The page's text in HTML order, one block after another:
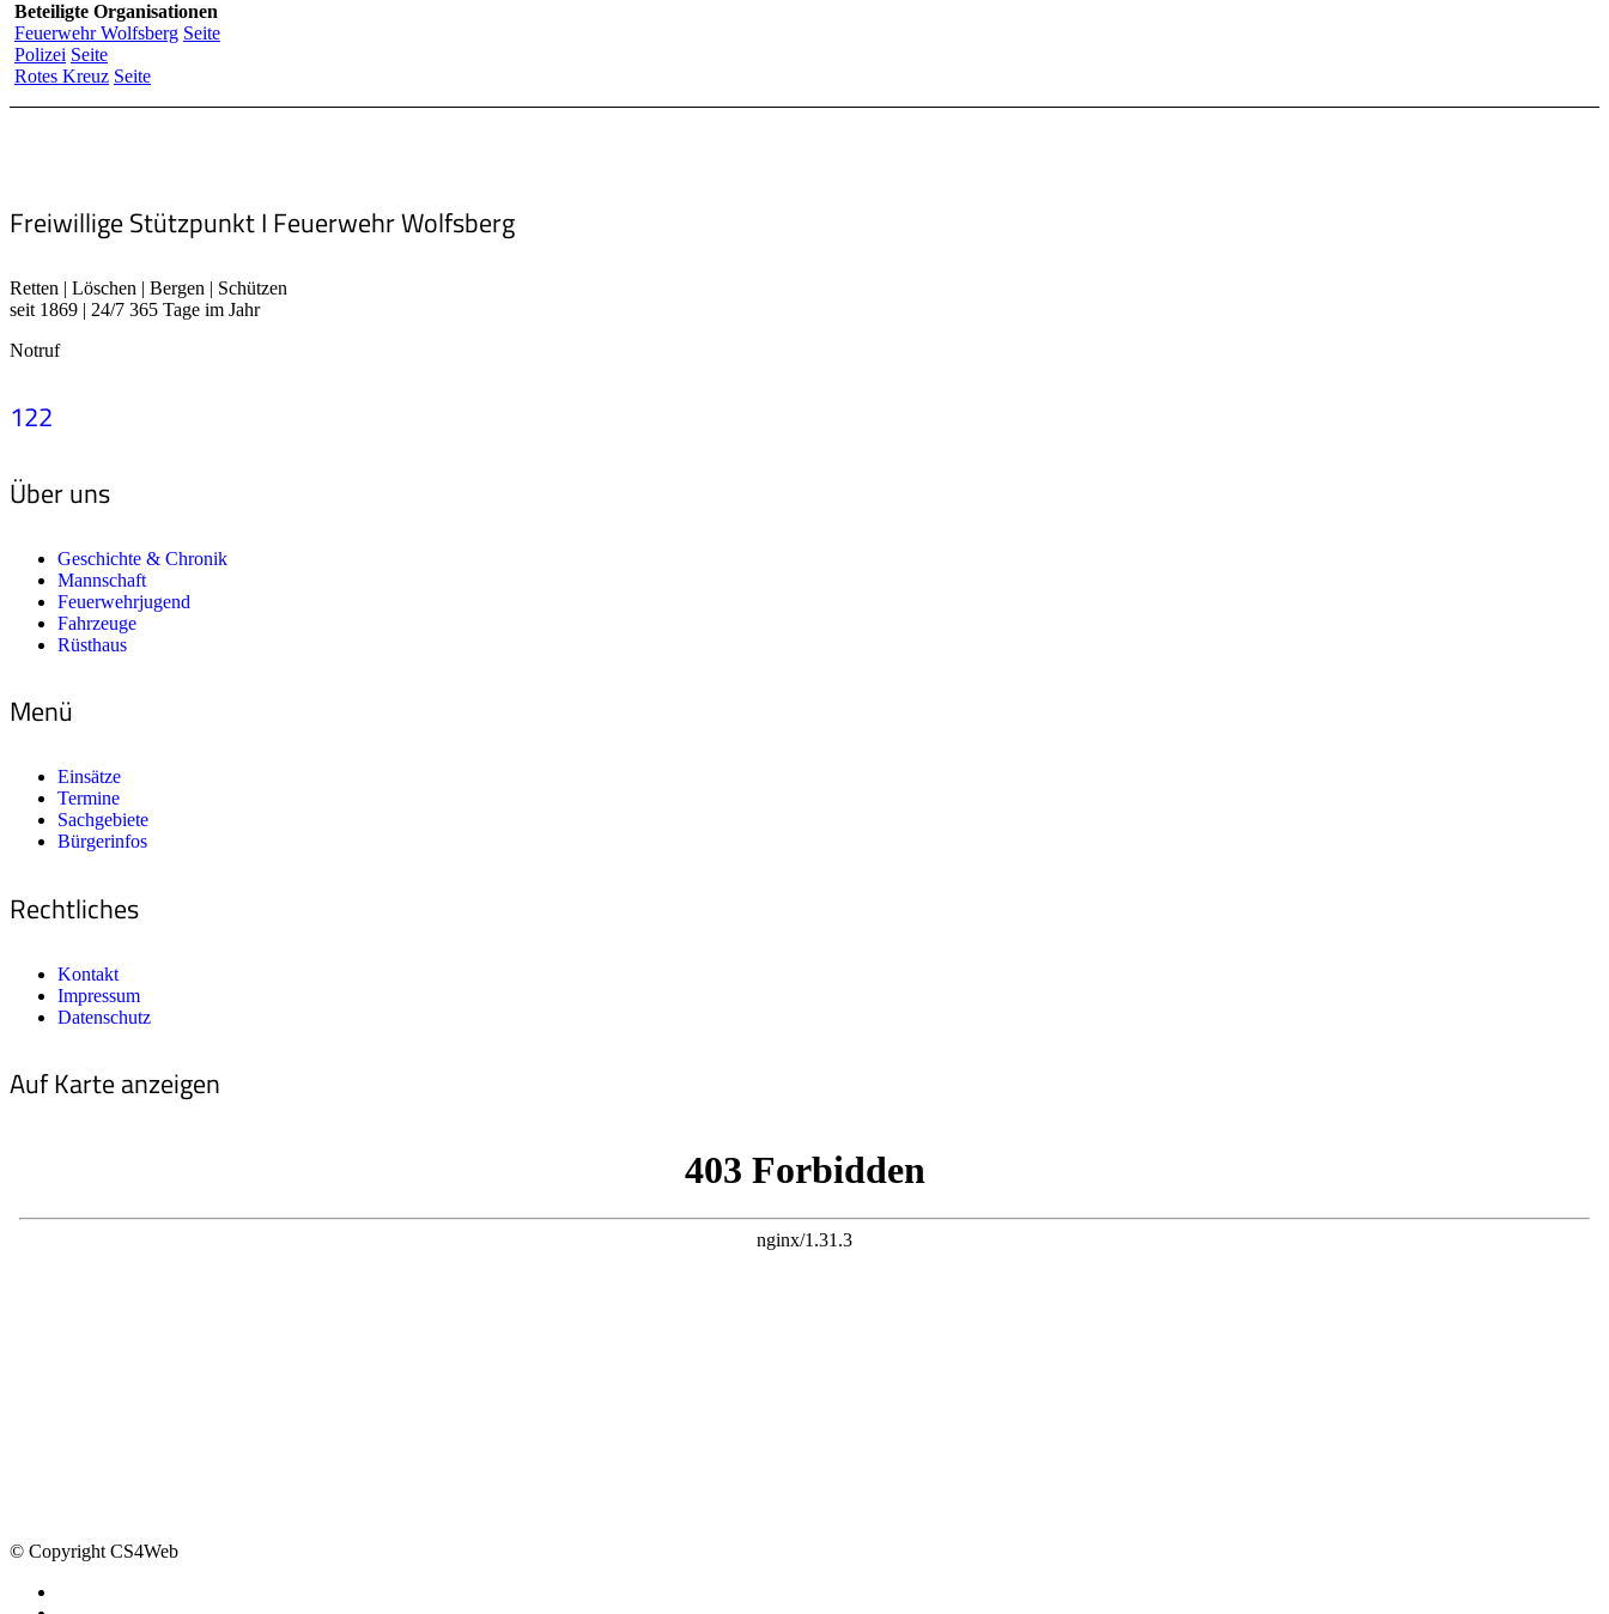
Beteiligte Organisationen
Feuerwehr Wolfsberg Seite
Polizei Seite
Rotes Kreuz Seite
Freiwillige Stützpunkt I Feuerwehr Wolfsberg
Retten | Löschen | Bergen | Schützen
seit 1869 | 24/7 365 Tage im Jahr
Notruf
122
Über uns
Geschichte & Chronik
Mannschaft
Feuerwehrjugend
Fahrzeuge
Rüsthaus
Menü
Einsätze
Termine
Sachgebiete
Bürgerinfos
Rechtliches
Kontakt
Impressum
Datenschutz
Auf Karte anzeigen
© Copyright CS4Web